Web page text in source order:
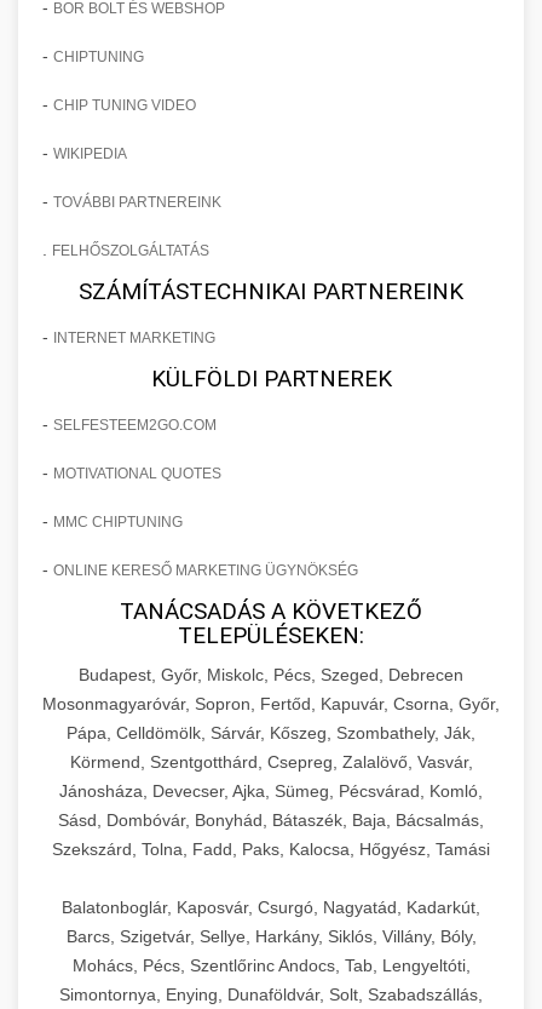
- BOR BOLT ÉS WEBSHOP
- CHIPTUNING
- CHIP TUNING VIDEO
- WIKIPEDIA
- TOVÁBBI PARTNEREINK
FELHŐSZOLGÁLTATÁS
SZÁMÍTÁSTECHNIKAI PARTNEREINK
- INTERNET MARKETING
KÜLFÖLDI PARTNEREK
- SELFESTEEM2GO.COM
- MOTIVATIONAL QUOTES
- MMC CHIPTUNING
- ONLINE KERESŐ MARKETING ÜGYNÖKSÉG
TANÁCSADÁS A KÖVETKEZŐ
TELEPÜLÉSEKEN:
Budapest, Győr, Miskolc, Pécs, Szeged, Debrecen
Mosonmagyaróvár, Sopron, Fertőd, Kapuvár, Csorna, Győr,
Pápa, Celldömölk, Sárvár, Kőszeg, Szombathely, Ják,
Körmend, Szentgotthárd, Csepreg, Zalalövő, Vasvár,
Jánosháza, Devecser, Ajka, Sümeg, Pécsvárad, Komló,
Sásd, Dombóvár, Bonyhád, Bátaszék, Baja, Bácsalmás,
Szekszárd, Tolna, Fadd, Paks, Kalocsa, Hőgyész, Tamási
Balatonboglár, Kaposvár, Csurgó, Nagyatád, Kadarkút,
Barcs, Szigetvár, Sellye, Harkány, Siklós, Villány, Bóly,
Mohács, Pécs, Szentlőrinc Andocs, Tab, Lengyeltóti,
Simontornya, Enying, Dunaföldvár, Solt, Szabadszállás,